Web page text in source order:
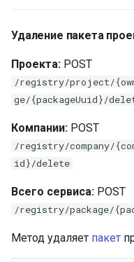
Удаление пакета
Проекта: POST
/registry/project/
ge/{packageUuid}/
Компании: POST
/registry/company/
id}/delete
Всего сервиса: POST
/registry/package/
Метод удаляет пакет